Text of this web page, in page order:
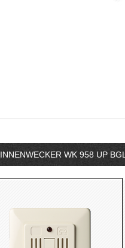
INNENWECKER WK 958 UP